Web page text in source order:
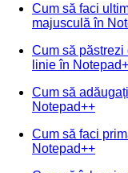
Cum să faci
majusculă în
Cum să păstrezi
linie în
Cum să
Notepad++
Cum să faci
Notepad++